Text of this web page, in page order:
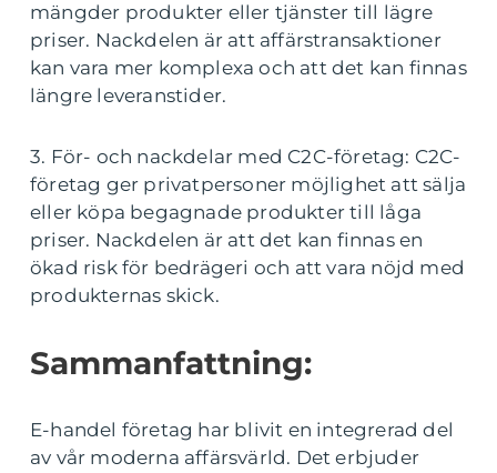
mängder produkter eller tjänster till lägre
priser. Nackdelen är att affärstransaktioner
kan vara mer komplexa och att det kan finnas
längre leveranstider.
3. För- och nackdelar med C2C-företag: C2C-
företag ger privatpersoner möjlighet att sälja
eller köpa begagnade produkter till låga
priser. Nackdelen är att det kan finnas en
ökad risk för bedrägeri och att vara nöjd med
produkternas skick.
Sammanfattning:
E-handel företag har blivit en integrerad del
av vår moderna affärsvärld. Det erbjuder